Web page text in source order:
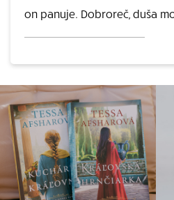
on panuje. Dobroreč, duša